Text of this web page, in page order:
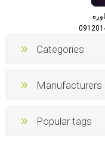
Categories
Manufacturers
Popular tags